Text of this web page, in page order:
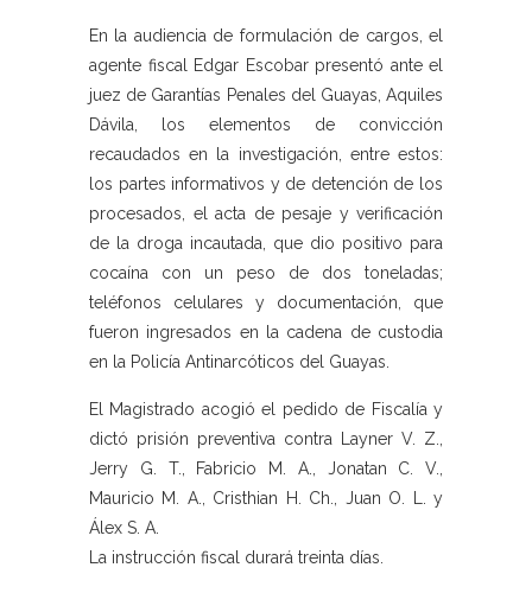
En la audiencia de formulación de cargos, el
agente fiscal Edgar Escobar presentó ante el
juez de Garantías Penales del Guayas, Aquiles
Dávila, los elementos de convicción
recaudados en la investigación, entre estos:
los partes informativos y de detención de los
procesados, el acta de pesaje y verificación
de la droga incautada, que dio positivo para
cocaína con un peso de dos toneladas;
teléfonos celulares y documentación, que
fueron ingresados en la cadena de custodia
en la Policía Antinarcóticos del Guayas.
El Magistrado acogió el pedido de Fiscalía y
dictó prisión preventiva contra Layner V. Z.,
Jerry G. T., Fabricio M. A., Jonatan C. V.,
Mauricio M. A., Cristhian H. Ch., Juan O. L. y
Álex S. A.
La instrucción fiscal durará treinta días.